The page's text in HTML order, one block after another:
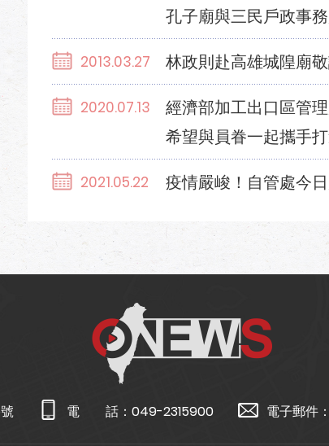
孔子廟與三民戶政事
2013.03.27 林政則赴高雄城隍廟
2020.07.13
經濟部加工出口區管
希望與員眷一起攜手
2021.05.22 疫情嚴峻！自管處今
電 話： 049-2315900 電子郵件：